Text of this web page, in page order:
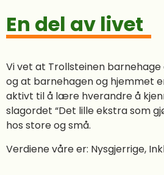
En del av livet
Vi vet at Trollsteinen
og at barnehagen og hjemmet
aktivt til å lære hverandre å
slagordet “Det lille ekstra som
hos store og små.
Verdiene våre er: Nysgjerrige,